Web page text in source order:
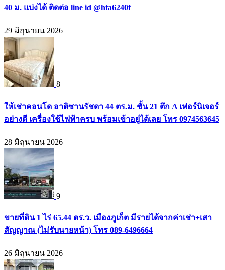
40 ม. แบ่งได้ ติดต่อ line id @hta6240f
29 มิถุนายน 2026
8
ให้เช่าคอนโด อาติซานรัชดา 44 ตร.ม. ชั้น 21 ตึก A เฟอร์นิเจอร์
อย่างดี เครื่องใช้ไฟฟ้าครบ พร้อมเข้าอยู่ได้เลย โทร 0974563645
28 มิถุนายน 2026
9
ขายที่ดิน 1 ไร่ 65.44 ตร.ว. เมืองภูเก็ต มีรายได้จากค่าเช่า+เสา
สัญญาณ (ไม่รับนายหน้า) โทร 089-6496664
26 มิถุนายน 2026